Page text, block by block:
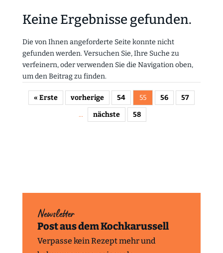
Keine Ergebnisse gefunden.
Die von Ihnen angeforderte Seite konnte nicht
gefunden werden. Versuchen Sie, Ihre Suche zu
verfeinern, oder verwenden Sie die Navigation oben,
um den Beitrag zu finden.
« Erste vorherige 54 55 56
57
...
nächste 58
Newsletter
Post aus dem Kochkarussell
Verpasse kein Rezept mehr und